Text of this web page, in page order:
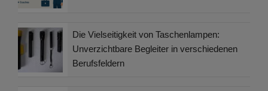
Die Vielseitigkeit von Taschenlampen:
Unverzichtbare Begleiter in verschiedenen
Berufsfeldern